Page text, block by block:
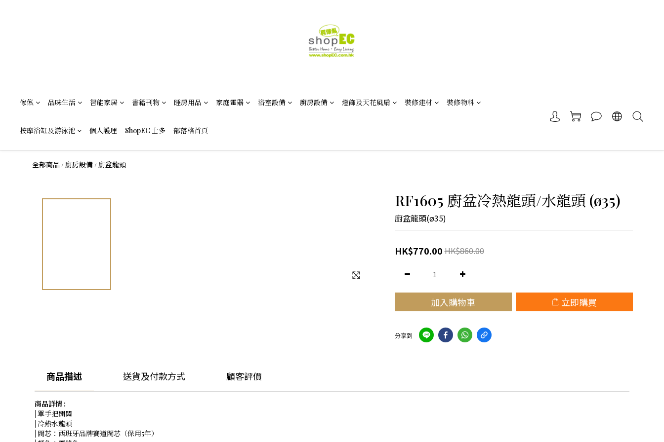
傢俬 品味生活 智能家居 書籍刊物 睡房用品 家庭電器 浴室設備 廚房設備 燈飾及天花風扇 裝修建材 裝修物料
按摩浴缸及游泳池 個人護理 ShopEC 士多 部落格首頁
全部商品 /廚房設備 /廚盆龍頭
RF1605 廚盆冷熱龍頭/水龍頭 (ø35)
廚盆龍頭(ø35)
HK$770.00HK$860.00
加入購物車 立即購買
分享到
商品描述 送貨及付款方式 顧客評價
商品詳情 :
| 單手把開關
| 冷熱水龍頭
| 閥芯：西班牙品牌賽道閥芯（保用5年）